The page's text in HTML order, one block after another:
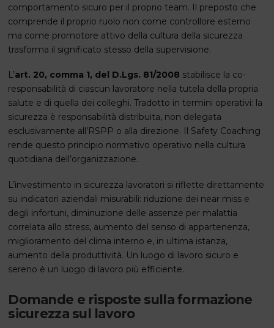
comportamento sicuro per il proprio team. Il preposto che
comprende il proprio ruolo non come controllore esterno
ma come promotore attivo della cultura della sicurezza
trasforma il significato stesso della supervisione.
L’art. 20, comma 1, del D.Lgs. 81/2008 stabilisce la co-
responsabilità di ciascun lavoratore nella tutela della propria
salute e di quella dei colleghi. Tradotto in termini operativi: la
sicurezza è responsabilità distribuita, non delegata
esclusivamente all’RSPP o alla direzione. Il Safety Coaching
rende questo principio normativo operativo nella cultura
quotidiana dell’organizzazione.
L’investimento in sicurezza lavoratori si riflette direttamente
su indicatori aziendali misurabili: riduzione dei near miss e
degli infortuni, diminuzione delle assenze per malattia
correlata allo stress, aumento del senso di appartenenza,
miglioramento del clima interno e, in ultima istanza,
aumento della produttività. Un luogo di lavoro sicuro e
sereno è un luogo di lavoro più efficiente.
Domande e risposte sulla formazione
sicurezza sul lavoro